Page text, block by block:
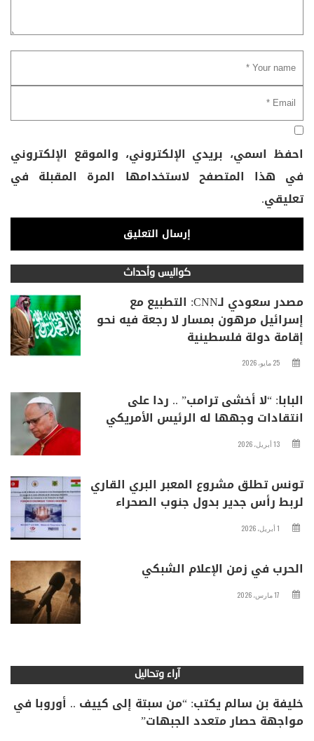
احفظ اسمي، بريدي الإلكتروني، والموقع الإلكتروني
في هذا المتصفح لاستخدامها المرة المقبلة في
تعليقي.
كواليس وأحداث
مصدر سعودي لـCNN: التطبيع مع
إسرائيل مرهون بمسار لا رجعة فيه نحو
إقامة دولة فلسطينية
25 مايو، 2026
البابا: “لا أخشى ترامب” .. ردا على
انتقادات وجهها له الرئيس الأمريكي
13 أبريل، 2026
تونس تطلق مشروع المعبر البري القاري
لربط رأس جدير بدول جنوب الصحراء
1 أبريل، 2026
الحرب في زمن الإعلام الشبكي
17 مارس، 2026
آراء وتحاليل
خليفة بن سالم يكتب: “من سبتة إلى كييف .. أوروبا في
مواجهة حصار متعدد الجبهات”